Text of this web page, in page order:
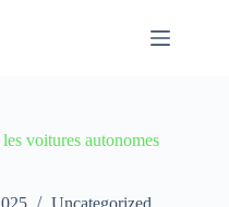
voitures autonomes